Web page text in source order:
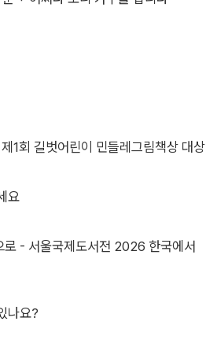
1회 길벗어린이 민들레그림책상 대상
요
로 - 서울국제도서전 2026 한국에서
나요?